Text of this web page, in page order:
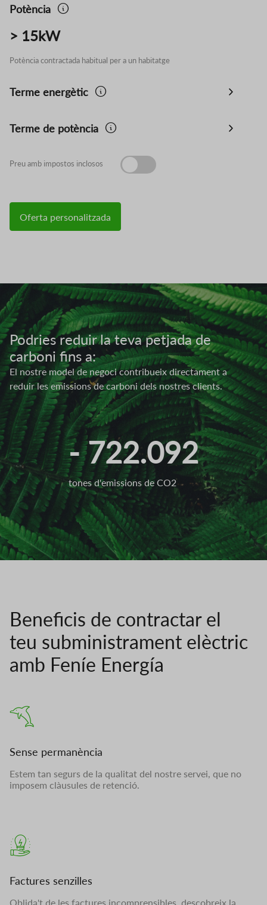
Potència
> 15kW
Potència contractada habitual per a un habitatge
Terme energètic
Terme de potència
Preu amb impostos inclosos
Oferta personalitzada
Imatge
Podries reduir la teva petjada de
carboni fins a:
El nostre model de negoci contribueix directament a
reduir les emissions de carboni dels nostres clients.
- 722.092
tones d'emissions de CO2
Beneficis de contractar el
teu subministrament elèctric
amb Feníe Energía
Sense permanència
Estem tan segurs de la qualitat del nostre servei, que no
imposem clàusules de retenció.
Factures senzilles
Oblida't de les factures incomprensibles, descobreix la